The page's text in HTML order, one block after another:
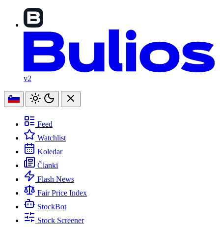
v2
Feed
Watchlist
Koledar
Članki
Flash News
Fair Price Index
StockBot
Stock Screener